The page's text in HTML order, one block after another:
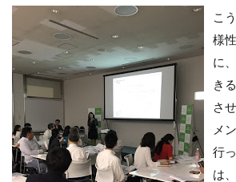
こ
様
に
き
さ
メ
行
は